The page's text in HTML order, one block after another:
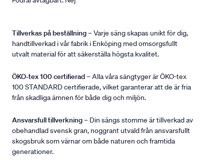
Tillverkas på beställning– Varje säng skapas unikt för dig,
handtillverkad i vår fabrik i Enköping med omsorgsfullt
utvalt material för att säkerställa högsta kvalitet.
ÖKO-tex 100 certifierad– Alla våra sängtyger är ÖKO-tex
100 STANDARD certifierade, vilket garanterar att de är fria
från skadliga ämnen för både dig och miljön.
Ansvarsfull tillverkning– Din sängs stomme är tillverkad av
obehandlad svensk gran, noggrant utvald från ansvarsfullt
skogsbruk som värnar om både naturen och framtida
generationer.